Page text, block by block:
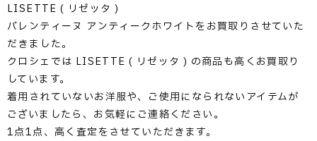
LISETTE ( リゼッタ )
バレンティーヌ アンティークホワイトをお買取りさせていた
だきました。
クロシェでは LISETTE ( リゼッタ ) の商品も高くお買取り
しています。
着用されていないお洋服や、ご使用になられないアイテムが
ございましたら、お気軽にご連絡ください。
1点1点、高く査定をさせていただきます。